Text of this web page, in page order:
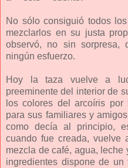
No sólo consiguió todos
mezclarlos en su justa
observó, no sin
ningún esfuerzo.
Hoy la taza vuelve a
preeminente del interior de
los colores del arcoíris
para sus familiares y
como decía al principio,
cuando fue creada, vuelve
mezcla de café, agua, leche
ingredientes dispone de un